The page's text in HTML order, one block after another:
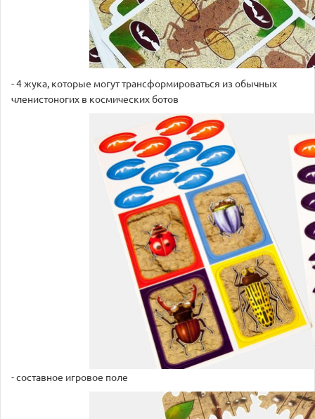
- 4 жука, которые могут трансформироваться из обычных
членистоногих в космических ботов
- составное игровое поле